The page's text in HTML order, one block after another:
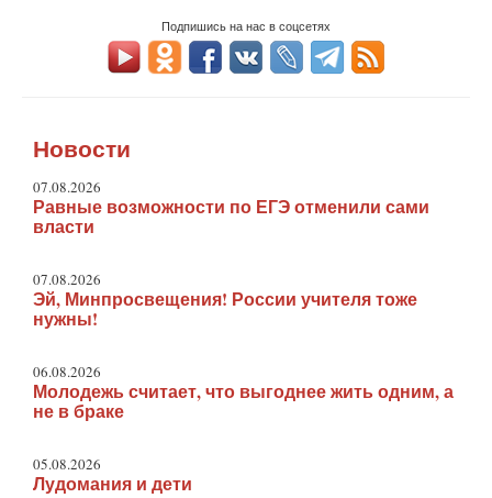
Подпишись на нас в соцсетях
Новости
07.08.2026
Равные возможности по ЕГЭ отменили сами
власти
07.08.2026
Эй, Минпросвещения! России учителя тоже
нужны!
06.08.2026
Молодежь считает, что выгоднее жить одним, а
не в браке
05.08.2026
Лудомания и дети